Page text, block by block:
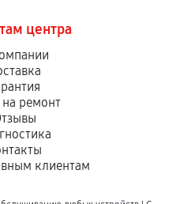
центра
ремонт
клиентам